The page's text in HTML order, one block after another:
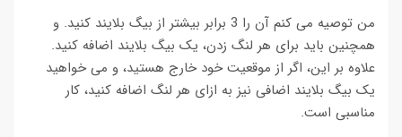
من توصیه می کنم آن را 3 برابر بیشتر از بیگ بلایند کنید. و
همچنین باید برای هر لنگ زدن، یک بیگ بلایند اضافه کنید.
علاوه بر این، اگر از موقعیت خود خارج هستید، و می خواهید
یک بیگ بلایند اضافی نیز به ازای هر لنگ اضافه کنید، کار
مناسبی است.